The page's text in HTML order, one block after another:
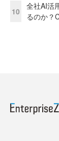
10
全社AI活
るのか？